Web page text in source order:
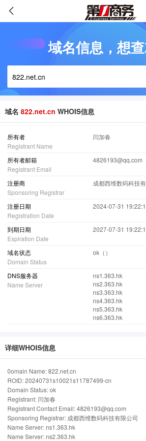
域名信息，想
域名 822.net.cn WHOIS信息
所有者
Registrant Name
闫加春
所有者邮箱
Registrant Email
4826193@qq.com
注册商
Sponsoring Registrar
成都西维数码科技
注册日期
Registration Date
2024-07-31
到期日期
Expiration Date
2027-07-31
域名状态
Domain Status
ok（）
DNS服务器
Name Server
ns1.363.hk
ns2.363.hk
ns3.363.hk
ns4.363.hk
ns5.363.hk
ns6.363.hk
详细WHOIS信息
0omain Name: 822.net.cn
ROID: 20240731s10021s11787499-cn
Domain Status: ok
Registrant: 闫加春
Registrant Contact Email: 4826193@qq.com
Sponsoring Registrar: 成都西维数码科技有限公司
Name Server: ns1.363.hk
Name Server: ns2.363.hk